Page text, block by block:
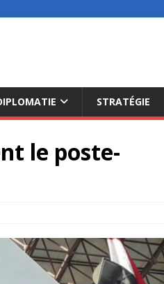
STRATÉGIE
le poste-